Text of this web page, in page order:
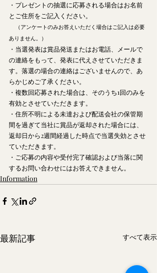
・プレゼントの抽選に応募される場合はお名前
とご住所をご記入ください。
（アンケートのみお答えいただく場合はご記入は必要
ありません。）
・当選発表は賞品発送またはお電話、メールで
の連絡をもって、発表に代えさせていただきま
す。落選の場合の連絡はございませんので、あ
らかじめご了承ください。
・複数回応募された場合は、そのうち1回のみを
有効とさせていただきます。
・住所不明による未達および配送会社の保管期
間を過ぎて当社に賞品が返却された場合には、
返却日から2週間経過した時点で当選失効とさせ
ていただきます。
・ご応募の内容や受付完了確認および当落に関
するお問い合わせにはお答えできません。
Information
最新記事 すべて表示